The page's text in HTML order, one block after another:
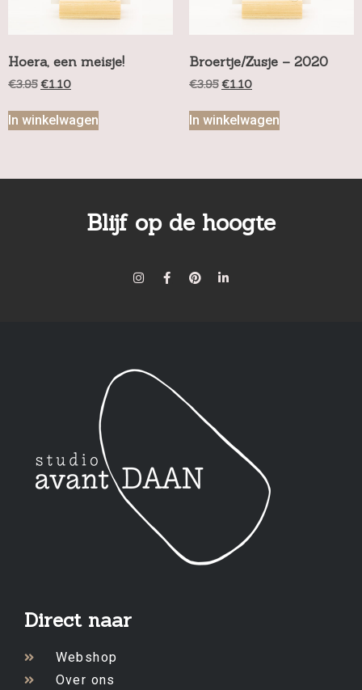
Hoera, een meisje!
€3.95 €1.10
In winkelwagen
Broertje/Zusje – 2020
€3.95 €1.10
In winkelwagen
Blijf op de hoogte
Direct naar
Webshop
Over ons